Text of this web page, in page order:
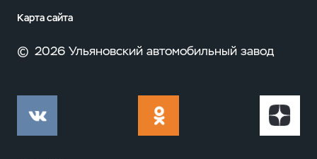
Карта сайта
© 2026 Ульяновский автомобильный завод